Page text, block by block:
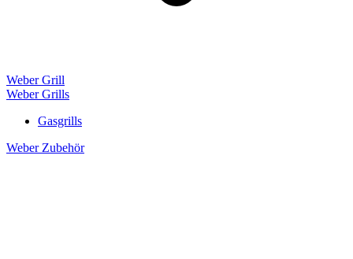
Weber Grill
Weber Grills
Gasgrills
Weber Zubehör